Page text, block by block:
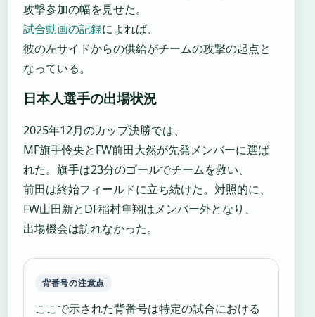
攻撃参加の幅を見せた。
試合動画の記録によれば、
彼の左サイドからの供給がチームの攻撃の起点と
なっている。
日本人選手の出場状況
2025年12月のカップ決勝では、
MF旗手怜央とFW前田大然が先発メンバーに選ば
れた。旗手は23分のゴールでチームを救い、
前田は終始フィールドに立ち続けた。対照的に、
FW山田新とDF稲村隼翔はメンバー外となり、
出場機会は訪れなかった。
背番号の注意点
ここで示された背番号は特定の試合における